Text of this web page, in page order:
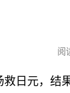
阅
救日元，结